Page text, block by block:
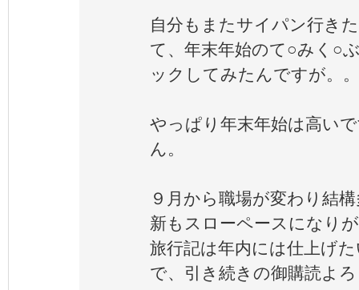
自分もまたサイパン行き
て、年末年始のて○みく○
ックしてみたんですが。
やっぱり年末年始は高い
ん。
９月から職場が変わり結
新もスローペースになり
旅行記は年内には仕上げ
で、引き続きの御購読よ